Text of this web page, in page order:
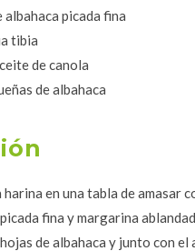
albahaca picada fina
tibia
de canola
de albahaca
harina en una tabla de amasar
fina y margarina
de albahaca y junto con